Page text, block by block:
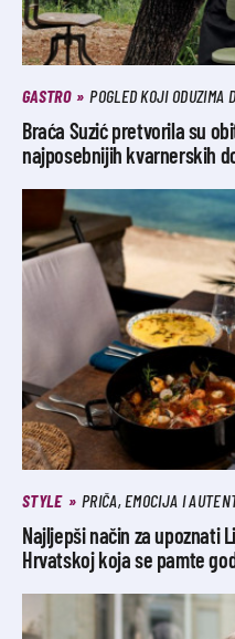
GASTRO POGLED KOJI ODUZIMA
Braća Suzić pretvorila su
najposebnijih kvarnerskih
STYLE PRIČA, EMOCIJA I
Najljepši način za upoznati
Hrvatskoj koja se pamte